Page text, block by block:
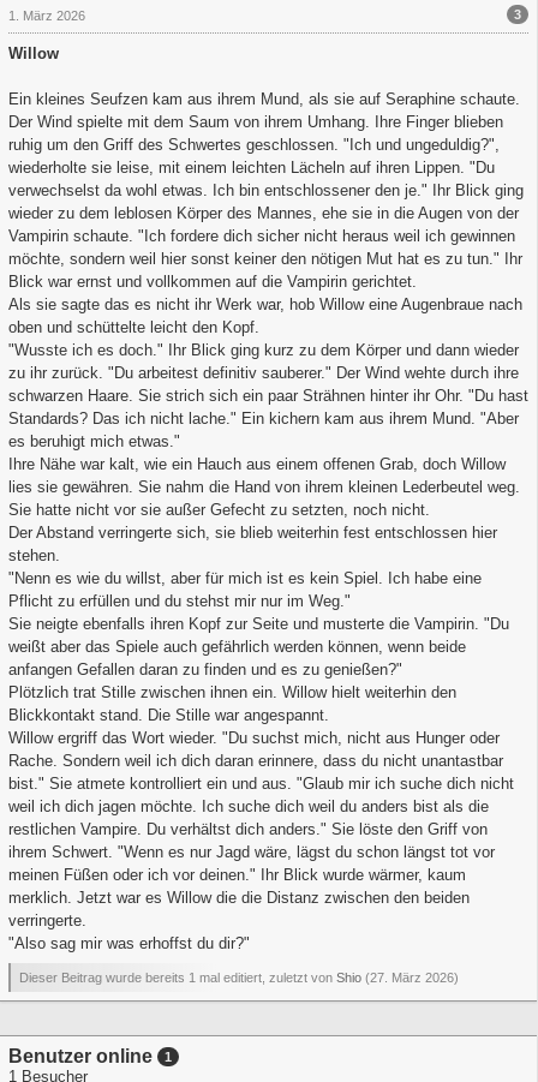
3
1. März 2026
Willow
Ein kleines Seufzen kam aus ihrem Mund, als sie auf Seraphine schaute.
Der Wind spielte mit dem Saum von ihrem Umhang. Ihre Finger blieben
ruhig um den Griff des Schwertes geschlossen. "Ich und ungeduldig?",
wiederholte sie leise, mit einem leichten Lächeln auf ihren Lippen. "Du
verwechselst da wohl etwas. Ich bin entschlossener den je." Ihr Blick ging
wieder zu dem leblosen Körper des Mannes, ehe sie in die Augen von der
Vampirin schaute. "Ich fordere dich sicher nicht heraus weil ich gewinnen
möchte, sondern weil hier sonst keiner den nötigen Mut hat es zu tun." Ihr
Blick war ernst und vollkommen auf die Vampirin gerichtet.
Als sie sagte das es nicht ihr Werk war, hob Willow eine Augenbraue nach
oben und schüttelte leicht den Kopf.
"Wusste ich es doch." Ihr Blick ging kurz zu dem Körper und dann wieder
zu ihr zurück. "Du arbeitest definitiv sauberer." Der Wind wehte durch ihre
schwarzen Haare. Sie strich sich ein paar Strähnen hinter ihr Ohr. "Du hast
Standards? Das ich nicht lache." Ein kichern kam aus ihrem Mund. "Aber
es beruhigt mich etwas."
Ihre Nähe war kalt, wie ein Hauch aus einem offenen Grab, doch Willow
lies sie gewähren. Sie nahm die Hand von ihrem kleinen Lederbeutel weg.
Sie hatte nicht vor sie außer Gefecht zu setzten, noch nicht.
Der Abstand verringerte sich, sie blieb weiterhin fest entschlossen hier
stehen.
"Nenn es wie du willst, aber für mich ist es kein Spiel. Ich habe eine
Pflicht zu erfüllen und du stehst mir nur im Weg."
Sie neigte ebenfalls ihren Kopf zur Seite und musterte die Vampirin. "Du
weißt aber das Spiele auch gefährlich werden können, wenn beide
anfangen Gefallen daran zu finden und es zu genießen?"
Plötzlich trat Stille zwischen ihnen ein. Willow hielt weiterhin den
Blickkontakt stand. Die Stille war angespannt.
Willow ergriff das Wort wieder. "Du suchst mich, nicht aus Hunger oder
Rache. Sondern weil ich dich daran erinnere, dass du nicht unantastbar
bist." Sie atmete kontrolliert ein und aus. "Glaub mir ich suche dich nicht
weil ich dich jagen möchte. Ich suche dich weil du anders bist als die
restlichen Vampire. Du verhältst dich anders." Sie löste den Griff von
ihrem Schwert. "Wenn es nur Jagd wäre, lägst du schon längst tot vor
meinen Füßen oder ich vor deinen." Ihr Blick wurde wärmer, kaum
merklich. Jetzt war es Willow die die Distanz zwischen den beiden
verringerte.
"Also sag mir was erhoffst du dir?"
Dieser Beitrag wurde bereits 1 mal editiert, zuletzt von Shio (27. März 2026)
Benutzer online 1
1 Besucher